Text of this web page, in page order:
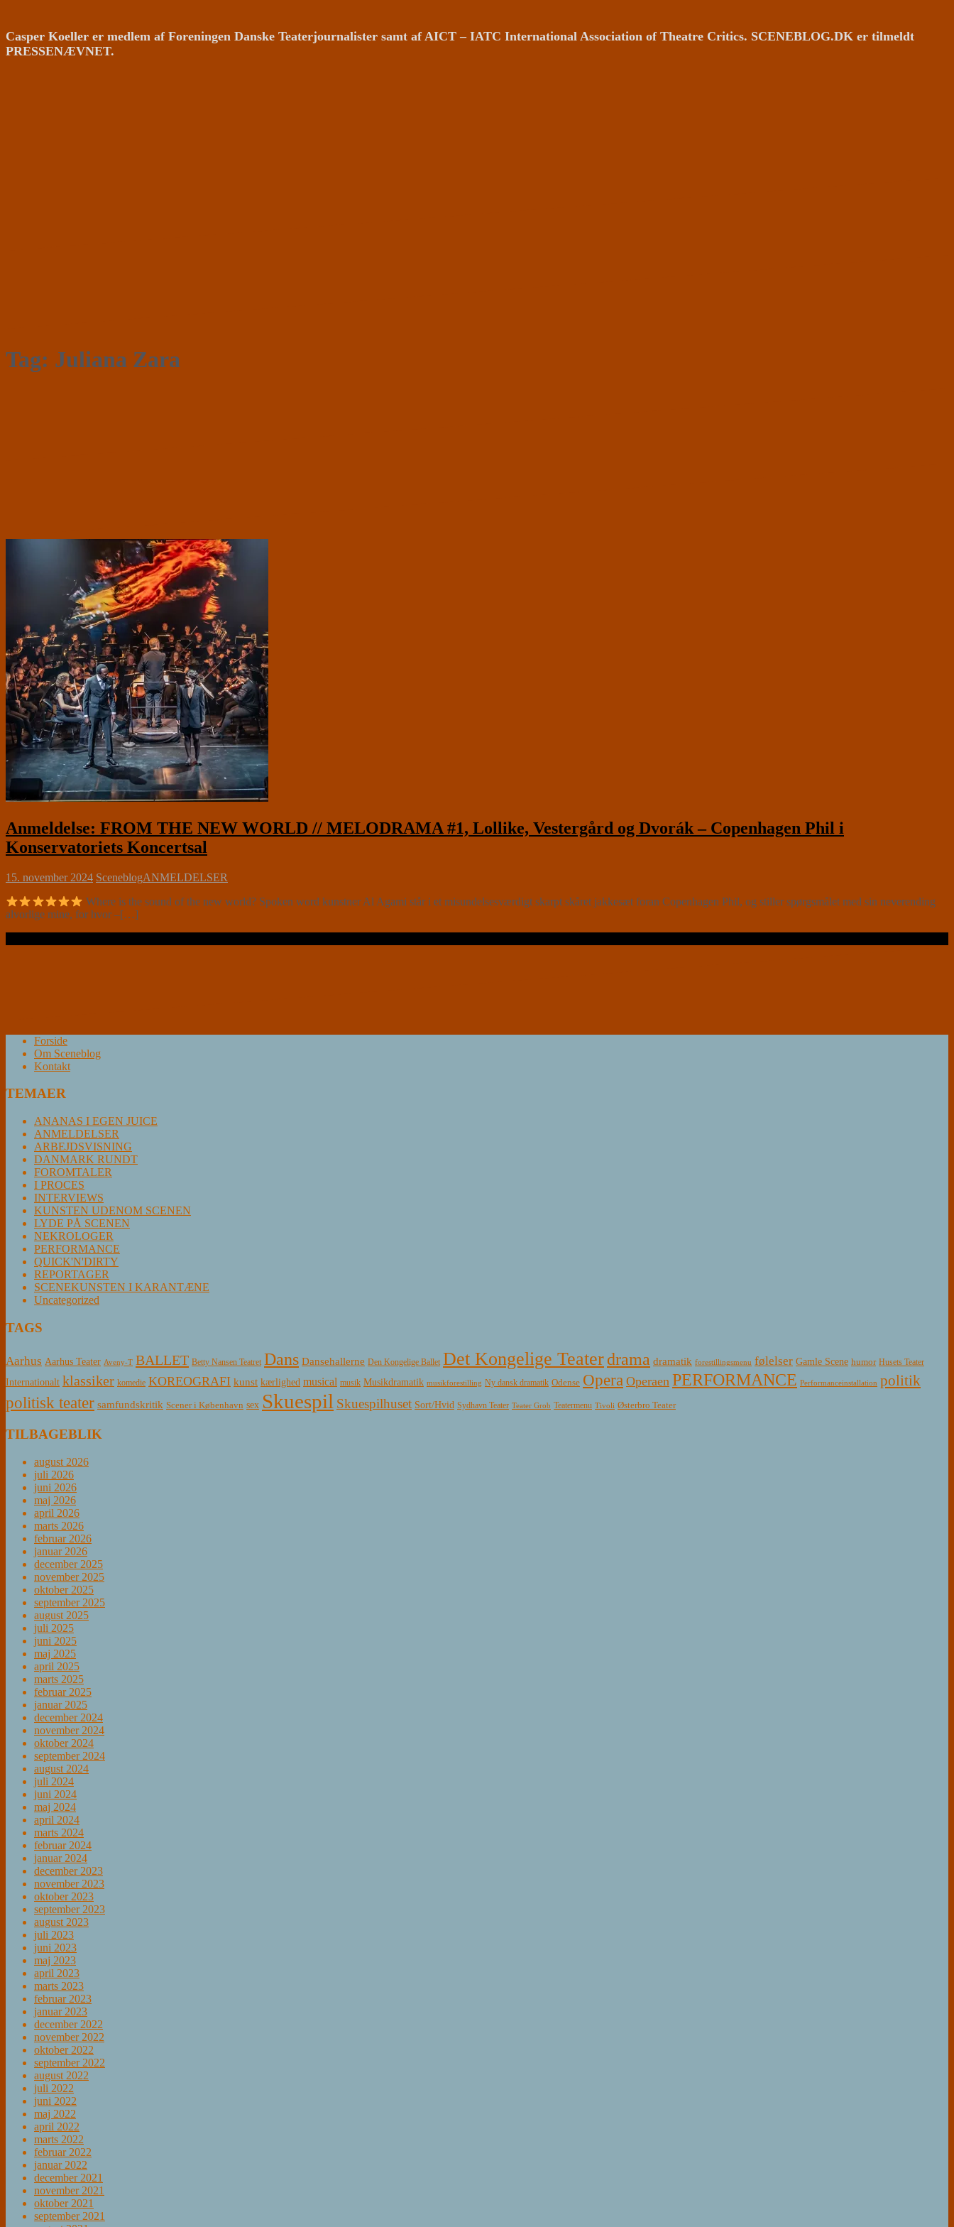
Casper Koeller er medlem af Foreningen Danske Teaterjournalister samt af AICT – IATC International Association of Theatre Critics. SCENEBLOG.DK er tilmeldt
PRESSENÆVNET.
Tag: Juliana Zara
Anmeldelse: FROM THE NEW WORLD // MELODRAMA #1, Lollike, Vestergård og Dvorák – Copenhagen Phil i
Konservatoriets Koncertsal
15. november 2024 SceneblogANMELDELSER
Where is the sound of the new world? Spoken word kunstner Al Agami står i et misundelsesværdigt skarpt skåret jakkesæt foran Copenhagen Phil, og stiller spørgsmålet med sin neverending
alvorlige mine, for hvor –[…]
Forside
Om Sceneblog
Kontakt
TEMAER
ANANAS I EGEN JUICE
ANMELDELSER
ARBEJDSVISNING
DANMARK RUNDT
FOROMTALER
I PROCES
INTERVIEWS
KUNSTEN UDENOM SCENEN
LYDE PÅ SCENEN
NEKROLOGER
PERFORMANCE
QUICK'N'DIRTY
REPORTAGER
SCENEKUNSTEN I KARANTÆNE
Uncategorized
TAGS
Aarhus Aarhus Teater Aveny-T BALLET Betty Nansen Teatret Dans Dansehallerne Den Kongelige Ballet Det Kongelige Teaterdrama dramatik forestillingsmenu følelser Gamle Scene humor Husets Teater
Internationalt klassiker komedie KOREOGRAFI kunst kærlighed musical musik Musikdramatik musikforestilling Ny dansk dramatik Odense Opera Operaen PERFORMANCE Performanceinstallation politik
politisk teater samfundskritik Scener i København sex Skuespil Skuespilhuset Sort/Hvid Sydhavn Teater Teater Grob Teatermenu Tivoli Østerbro Teater
TILBAGEBLIK
august 2026
juli 2026
juni 2026
maj 2026
april 2026
marts 2026
februar 2026
januar 2026
december 2025
november 2025
oktober 2025
september 2025
august 2025
juli 2025
juni 2025
maj 2025
april 2025
marts 2025
februar 2025
januar 2025
december 2024
november 2024
oktober 2024
september 2024
august 2024
juli 2024
juni 2024
maj 2024
april 2024
marts 2024
februar 2024
januar 2024
december 2023
november 2023
oktober 2023
september 2023
august 2023
juli 2023
juni 2023
maj 2023
april 2023
marts 2023
februar 2023
januar 2023
december 2022
november 2022
oktober 2022
september 2022
august 2022
juli 2022
juni 2022
maj 2022
april 2022
marts 2022
februar 2022
januar 2022
december 2021
november 2021
oktober 2021
september 2021